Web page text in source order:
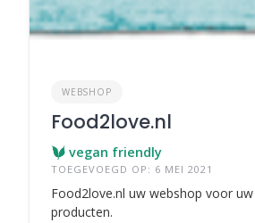
WEBSHOP
Food2love.nl
vegan friendly
TOEGEVOEGD OP: 6 MEI 2021
Food2love.nl uw webshop voor
producten.